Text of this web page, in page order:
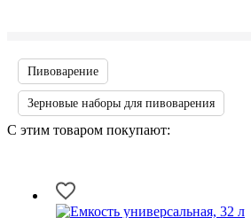
Пивоварение
Зерновые наборы для пивоварения
С этим товаром покупают: